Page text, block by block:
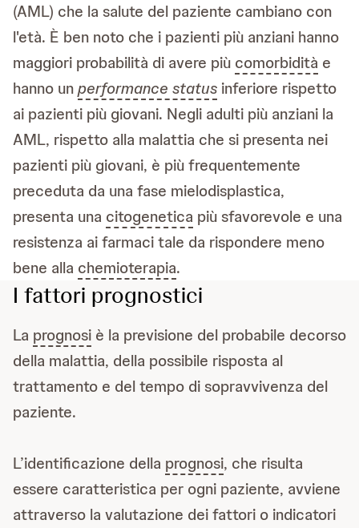
(AML) che la salute del paziente cambiano con
l'età. È ben noto che i pazienti più anziani hanno
maggiori probabilità di avere più comorbidità e
hanno unperformance status inferiore rispetto
ai pazienti più giovani. Negli adulti più anziani la
AML, rispetto alla malattia che si presenta nei
pazienti più giovani, è più frequentemente
preceduta da una fase mielodisplastica,
presenta una citogenetica più sfavorevole e una
resistenza ai farmaci tale da rispondere meno
bene alla chemioterapia.
I fattori prognostici
La prognosi è la previsione del probabile decorso
della malattia, della possibile risposta al
trattamento e del tempo di sopravvivenza del
paziente.
L’identificazione della prognosi, che risulta
essere caratteristica per ogni paziente, avviene
attraverso la valutazione dei fattori o indicatori